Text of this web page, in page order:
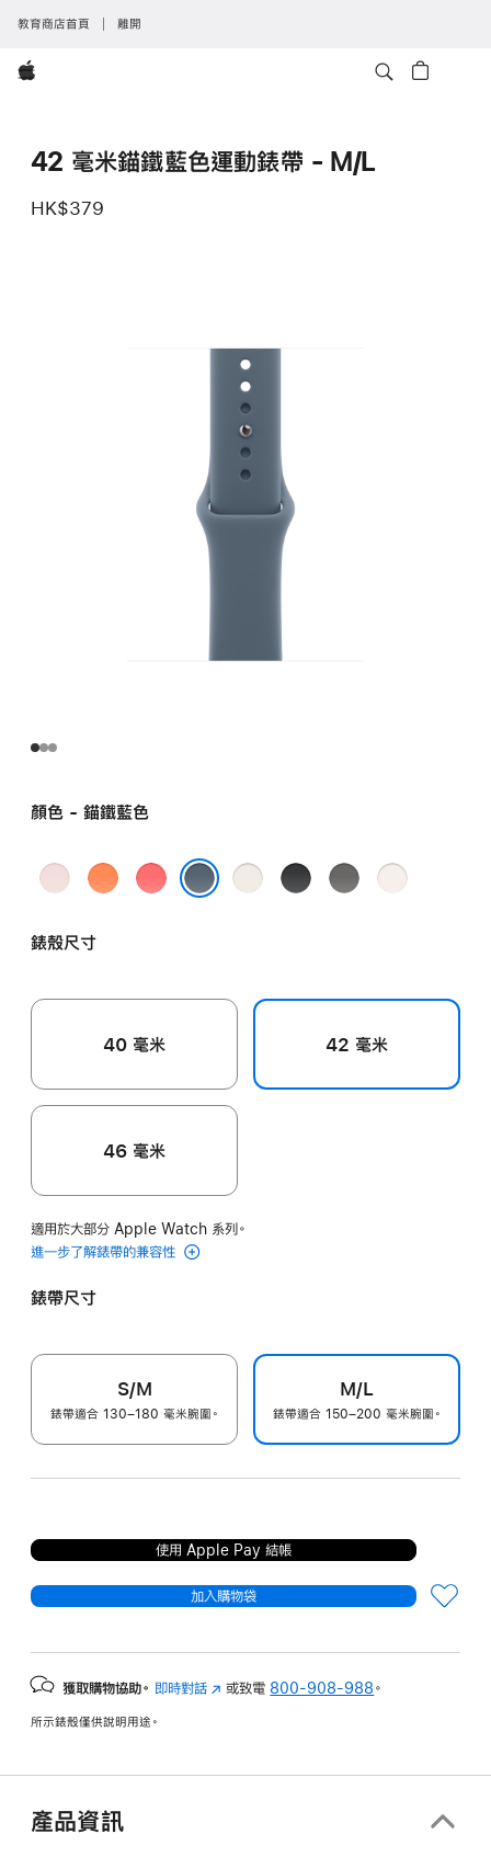
教育商店首頁 離開
Apple
42 毫米錨鐵藍色運動錶帶 - M/L
HK$379
顏色 - 錨鐵藍色
淺
紅
小
橘
亮
星
黑
灰
淡
錶殼尺寸
40 毫米 42 毫米
46 毫米
適用於大部分 Apple Watch 系列。
進一步了解錶帶的兼容性
錶帶尺寸
S/M
錶帶適合 130–180 毫米腕圍。
M/L
錶帶適合 150–200 毫米腕圍。
使用 Apple Pay 結帳
加入購物袋
獲取購物協助。 即時對話 (以
開
或致電 800-908-988 。
所示錶殼僅供說明用途。
產品資訊